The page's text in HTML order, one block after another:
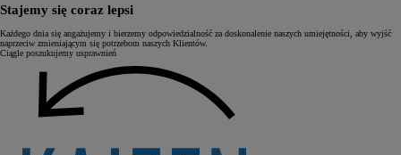
Stajemy się coraz lepsi
Każdego dnia się angażujemy i bierzemy odpowiedzialność za doskonalenie naszych umiejętności, aby wyjść
naprzeciw zmieniającym się potrzebom naszych Klientów.
Ciągle poszukujemy usprawnień